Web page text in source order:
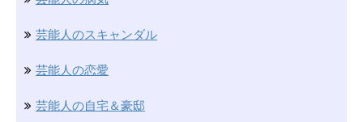
芸能人のスキャンダル
芸能人の恋愛
芸能人の自宅＆豪邸